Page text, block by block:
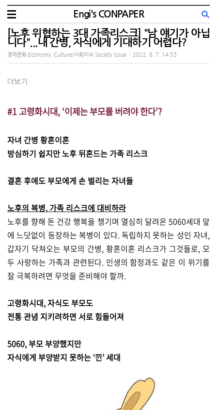
Engi's CONPAPER
[노후 위협하는 3대 가족리스크] "남 얘기가 아닙
니다"...내 간병, 자식에게 기대하기 어렵다?
경제문화 Economy, Culture/사회이슈 Society issue 2022. 8. 7. 14:55
더보기
#1 고령화시대, ‘이제는 부모를 버려야 한다’?
자녀 간병 황혼이혼
방심하기 쉽지만 노후 뒤흔드는 가족 리스크
결혼 후에도 부모에게 손 벌리는 자녀들
노후의 복병, 가족 리스크에 대비하라
노후를 향해 돈 건강 행복을 챙기며 열심히 달려온 5060세대 앞
에 느닷없이 등장하는 복병이 있다. 독립하지 못하는 성인 자녀,
갑자기 닥쳐오는 부모의 간병, 황혼이혼 리스크가 그것들로, 모
두 사랑하는 가족과 관련된다. 인생의 함정과도 같은 이 위기를
잘 극복하려면 무엇을 준비해야 할까.
고령화시대, 자식도 부모도
전통 관념 지키려하면 서로 힘들어져
5060, 부모 부양했지만
자식에게 부양받지 못하는 ‘낀’ 세대